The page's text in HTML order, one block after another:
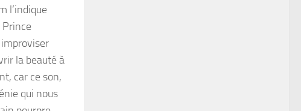
l’indique
Prince
la beauté à
car ce son,
qui nous